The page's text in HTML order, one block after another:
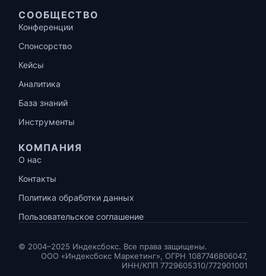
СООБЩЕСТВО
Конференции
Спонсорство
Кейсы
Аналитика
База знаний
Инструменты
КОМПАНИЯ
О нас
Контакты
Политика обработки данных
Пользовательское соглашение
© 2004–2025 Индексбокс. Все права защищены.
ООО «Индексбокс Маркетинг», ОГРН 1087746806047,
ИНН/КПП 7729605310/772901001